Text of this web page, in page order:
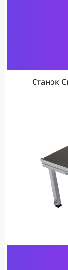
Станок